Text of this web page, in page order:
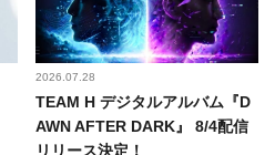
2026.07.28
TEAM H デジタルアルバム『D
AWN AFTER DARK』 8/4配信
リリース決定！